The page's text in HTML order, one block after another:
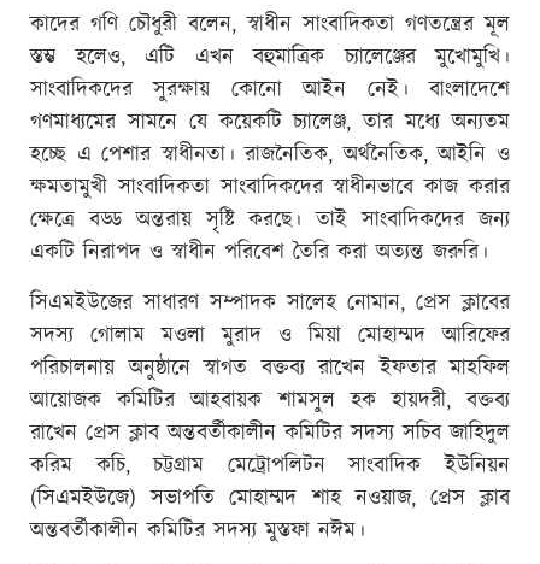
কাদের গণি চৌধুরী বলেন, স্বাধীন সাংবাদিকতা গণতন্ত্রের মূল
স্তম্ভ হলেও, এটি এখন বহুমাত্রিক চ্যালেঞ্জের মুখোমুখি।
সাংবাদিকদের সুরক্ষায় কোনো আইন নেই। বাংলাদেশে
গণমাধ্যমের সামনে যে কয়েকটি চ্যালেঞ্জ, তার মধ্যে অন্যতম
হচ্ছে এ পেশার স্বাধীনতা। রাজনৈতিক, অর্থনৈতিক, আইনি ও
ক্ষমতামুখী সাংবাদিকতা সাংবাদিকদের স্বাধীনভাবে কাজ করার
ক্ষেত্রে বড্ড অন্তরায় সৃষ্টি করছে। তাই সাংবাদিকদের জন্য
একটি নিরাপদ ও স্বাধীন পরিবেশ তৈরি করা অত্যন্ত জরুরি।
সিএমইউজের সাধারণ সম্পাদক সালেহ নোমান, প্রেস ক্লাবের
সদস্য গোলাম মওলা মুরাদ ও মিয়া মোহাম্মদ আরিফের
পরিচালনায় অনুষ্ঠানে স্বাগত বক্তব্য রাখেন ইফতার মাহফিল
আয়োজক কমিটির আহবায়ক শামসুল হক হায়দরী, বক্তব্য
রাখেন প্রেস ক্লাব অন্তবর্তীকালীন কমিটির সদস্য সচিব জাহিদুল
করিম কচি, চট্টগ্রাম মেট্রোপলিটন সাংবাদিক ইউনিয়ন
(সিএমইউজে) সভাপতি মোহাম্মদ শাহ নওয়াজ, প্রেস ক্লাব
অন্তবর্তীকালীন কমিটির সদস্য মুস্তফা নঈম।